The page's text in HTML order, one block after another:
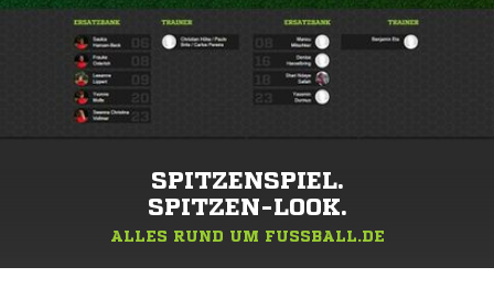
SPITZENSPIEL.
SPITZEN-LOOK.
ALLES RUND UM FUSSBALL.DE